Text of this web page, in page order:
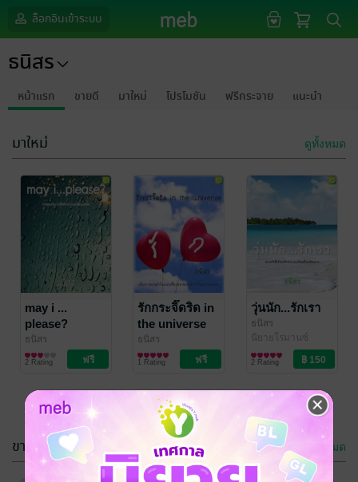
ล็อกอินเข้าระบบ
ธนิสร
หน้าแรก ขายดี มาใหม่ โปรโมชัน ฟรีกระจาย แนะนำ
มาใหม่ ดูทั้งหมด
may i ...
please?
ธนิสร
รวมเรื่องสั้น
2 Rating
รักกระจิ๊ดริด in
the universe
ธนิสร
รวมเรื่องสั้น
1 Rating
วุ่นนัก...รักเรา
ธนิสร
นิยายโรมานซ์
2 Rating
ขายดี ดูทั้งหมด